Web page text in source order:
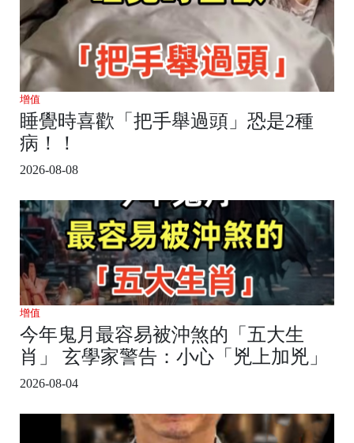
增值
睡覺時喜歡「把手舉過頭」恐是2種
病！！
2026-08-08
增值
今年鬼月最容易被沖煞的「五大生
肖」 玄學家警告：小心「兇上加兇」
2026-08-04